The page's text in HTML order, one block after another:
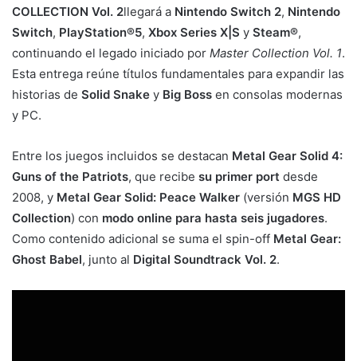
COLLECTION Vol. 2llegará a Nintendo Switch 2, Nintendo
Switch, PlayStation®5, Xbox Series X|S y Steam®,
continuando el legado iniciado por Master Collection Vol. 1.
Esta entrega reúne títulos fundamentales para expandir las
historias de Solid Snake y Big Boss en consolas modernas
y PC.
Entre los juegos incluidos se destacan Metal Gear Solid 4:
Guns of the Patriots, que recibe su primer port desde
2008, y Metal Gear Solid: Peace Walker (versión MGS HD
Collection) con modo online para hasta seis jugadores.
Como contenido adicional se suma el spin-off Metal Gear:
Ghost Babel, junto al Digital Soundtrack Vol. 2.